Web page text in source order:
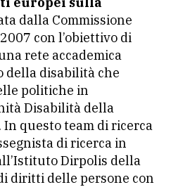
dalla Commissione
con l’obiettivo di
rete accademica
della disabilità che
politiche in
Disabilità della
In questo team di ricerca
di ricerca in
Dirpolis della
diritti delle persone con